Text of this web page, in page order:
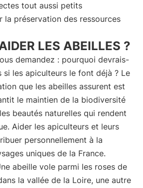
tout aussi petits
préservation des ressources
LES ABEILLES ?
demandez : pourquoi devrais-
si les apiculteurs le font déjà ? Le
que les abeilles assurent est
le maintien de la biodiversité
beautés naturelles qui rendent
Aider les apiculteurs et leurs
personnellement à la
uniques de la France.
abeille vole parmi les roses de
la vallée de la Loire, une autre